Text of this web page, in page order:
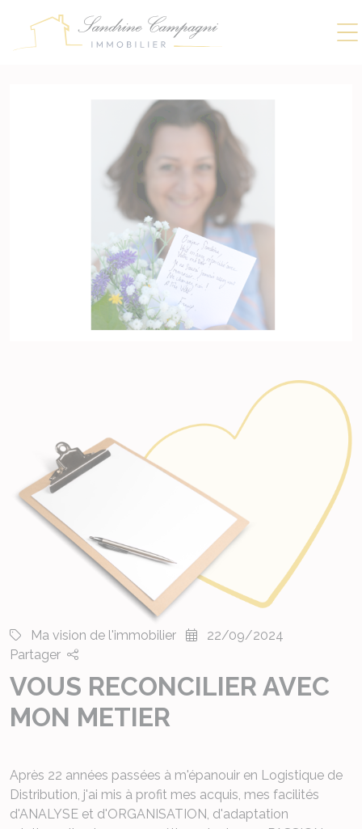
Ma vision de l'immobilier
22/09/2024
Partager
VOUS RECONCILIER AVEC
MON METIER
Après 22 années passées à m'épanouir en Logistique de
Distribution, j'ai mis à profit mes acquis, mes facilités
d'ANALYSE et d'ORGANISATION, d'adaptation